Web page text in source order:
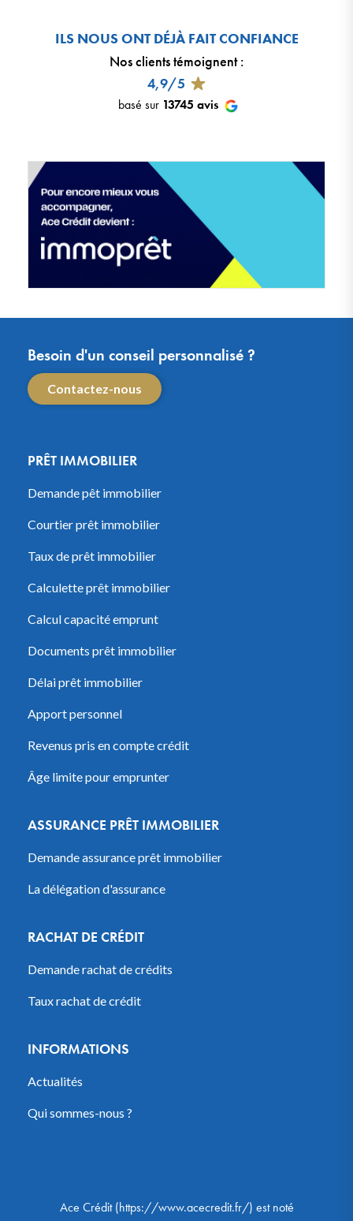
ILS NOUS ONT DÉJÀ FAIT CONFIANCE
Nos clients témoignent:
4,9/5
basé sur 13745 avis
Besoin d'un conseil personnalisé ?
Contactez-nous
PRÊT IMMOBILIER
Demande pêt immobilier
Courtier prêt immobilier
Taux de prêt immobilier
Calculette prêt immobilier
Calcul capacité emprunt
Documents prêt immobilier
Délai prêt immobilier
Apport personnel
Revenus pris en compte crédit
Âge limite pour emprunter
ASSURANCE PRÊT IMMOBILIER
Demande assurance prêt immobilier
La délégation d'assurance
RACHAT DE CRÉDIT
Demande rachat de crédits
Taux rachat de crédit
INFORMATIONS
Actualités
Qui sommes-nous ?
Ace Crédit(https://www.acecredit.fr/) est noté